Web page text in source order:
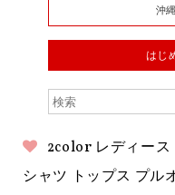
沖
はじ
2color レディース
シャツ トップス プル